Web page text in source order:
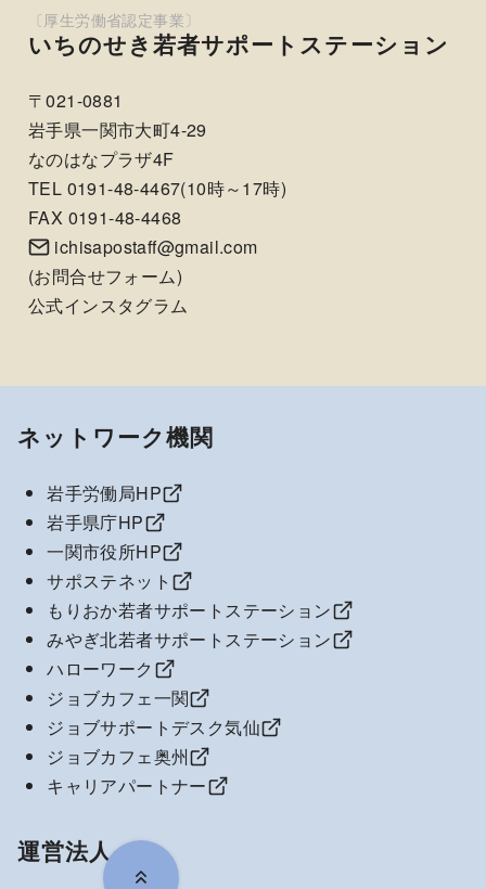
いちのせき若者サポートステーション
〒021-0881
岩手県一関市大町4-29
なのはなプラザ4F
TEL 0191-48-4467(10時～17時)
FAX 0191-48-4468
ichisapostaff@gmail.com
(お問合せフォーム)
公式インスタグラム
ネットワーク機関
岩手労働局HP
岩手県庁HP
一関市役所HP
サポステネット
もりおか若者サポートステーション
みやぎ北若者サポートステーション
ハローワーク
ジョブカフェ一関
ジョブサポートデスク気仙
ジョブカフェ奥州
キャリアパートナー
運営法人